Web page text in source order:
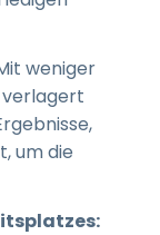
weniger
verlagert
um die